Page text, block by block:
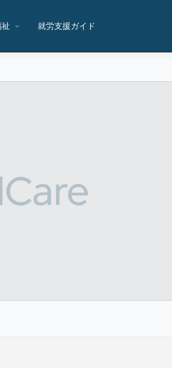
就労支援ガイド